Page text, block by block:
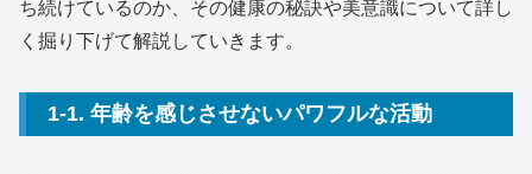
ち続けているのか、その健康の秘訣や美意識について詳し
く掘り下げて解説していきます。
1-1. 年齢を感じさせないパワフルな活動